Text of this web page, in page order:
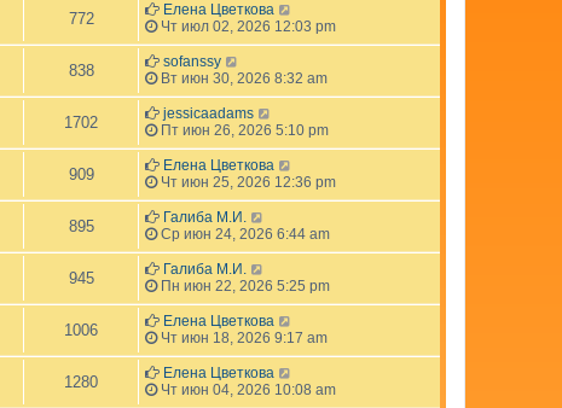
772
Елена Цветкова
Чт июл 02, 2026 12:03 pm
838
sofanssy
Вт июн 30, 2026 8:32 am
1702
jessicaadams
Пт июн 26, 2026 5:10 pm
909
Елена Цветкова
Чт июн 25, 2026 12:36 pm
895
Галиба М.И.
Ср июн 24, 2026 6:44 am
945
Галиба М.И.
Пн июн 22, 2026 5:25 pm
1006
Елена Цветкова
Чт июн 18, 2026 9:17 am
1280
Елена Цветкова
Чт июн 04, 2026 10:08 am